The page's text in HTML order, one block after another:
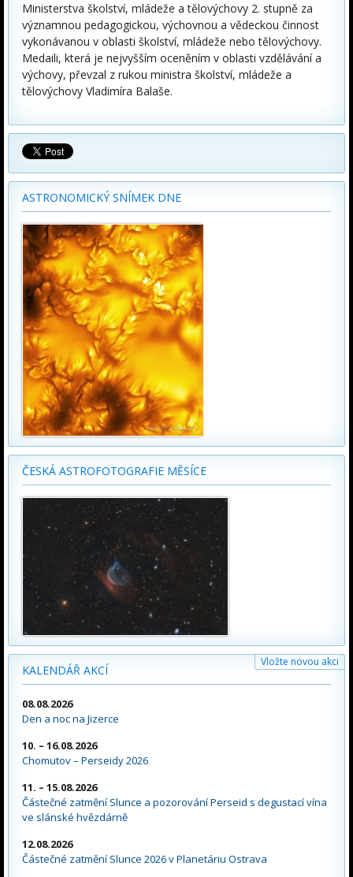
Ministerstva školství, mládeže a tělovýchovy 2. stupně za
významnou pedagogickou, výchovnou a vědeckou činnost
vykonávanou v oblasti školství, mládeže nebo tělovýchovy.
Medaili, která je nejvyšším oceněním v oblasti vzdělávání a
výchovy, převzal z rukou ministra školství, mládeže a
tělovýchovy Vladimíra Balaše.
ASTRONOMICKÝ SNÍMEK DNE
ČESKÁ ASTROFOTOGRAFIE MĚSÍCE
KALENDÁŘ AKCÍ
Vložte novou akci
08.08.2026
Den a noc na Jizerce
10. – 16.08.2026
Chomutov – Perseidy 2026
11. – 15.08.2026
Částečné zatmění Slunce a pozorování Perseid s degustací vína
ve slánské hvězdárně
12.08.2026
Částečné zatmění Slunce 2026 v Planetáriu Ostrava